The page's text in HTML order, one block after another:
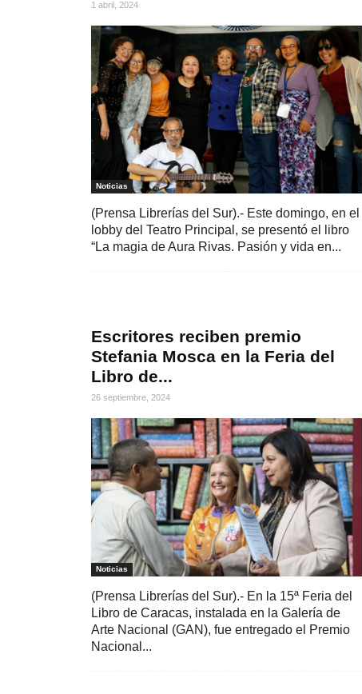
1 abril, 2024
Noticias
(Prensa Librerías del Sur).- Este domingo, en el
lobby del Teatro Principal, se presentó el libro
“La magia de Aura Rivas. Pasión y vida en...
Escritores reciben premio
Stefania Mosca en la Feria del
Libro de...
26 septiembre, 2024
Noticias
(Prensa Librerías del Sur).- En la 15ª Feria del
Libro de Caracas, instalada en la Galería de
Arte Nacional (GAN), fue entregado el Premio
Nacional...